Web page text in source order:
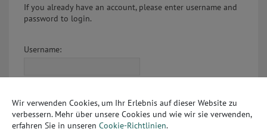
If you already have an account, please enter username and
password to login.
Username:
Login
Wir verwenden Cookies, um Ihr Erlebnis auf dieser Website zu
verbessern. Mehr über unsere Cookies und wie wir sie verwenden,
erfahren Sie in unseren Cookie-Richtlinien.